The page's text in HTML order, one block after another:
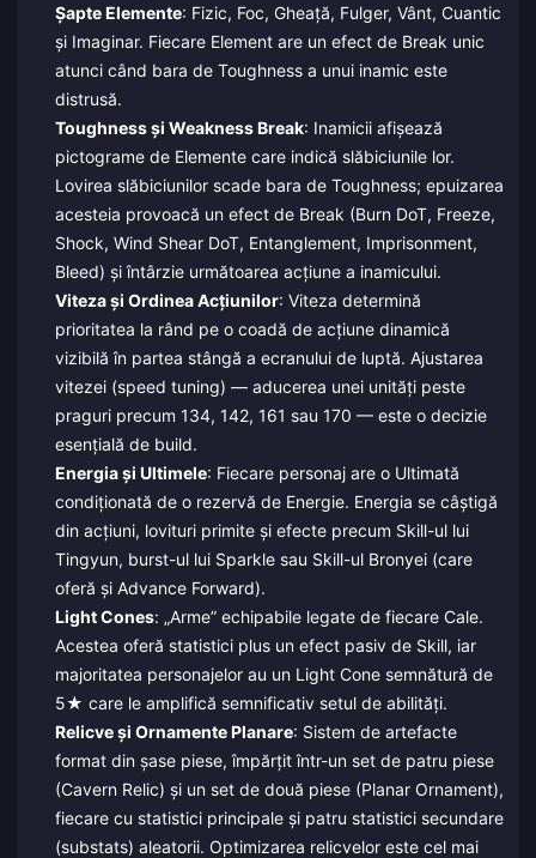
Șapte Elemente: Fizic, Foc, Gheață, Fulger, Vânt, Cuantic
și Imaginar. Fiecare Element are un efect de Break unic
atunci când bara de Toughness a unui inamic este
distrusă.
Toughness și Weakness Break: Inamicii afișează
pictograme de Elemente care indică slăbiciunile lor.
Lovirea slăbiciunilor scade bara de Toughness; epuizarea
acesteia provoacă un efect de Break (Burn DoT, Freeze,
Shock, Wind Shear DoT, Entanglement, Imprisonment,
Bleed) și întârzie următoarea acțiune a inamicului.
Viteza și Ordinea Acțiunilor: Viteza determină
prioritatea la rând pe o coadă de acțiune dinamică
vizibilă în partea stângă a ecranului de luptă. Ajustarea
vitezei (speed tuning) — aducerea unei unități peste
praguri precum 134, 142, 161 sau 170 — este o decizie
esențială de build.
Energia și Ultimele: Fiecare personaj are o Ultimată
condiționată de o rezervă de Energie. Energia se câștigă
din acțiuni, lovituri primite și efecte precum Skill-ul lui
Tingyun, burst-ul lui Sparkle sau Skill-ul Bronyei (care
oferă și Advance Forward).
Light Cones: „Arme” echipabile legate de fiecare Cale.
Acestea oferă statistici plus un efect pasiv de Skill, iar
majoritatea personajelor au un Light Cone semnătură de
5★ care le amplifică semnificativ setul de abilități.
Relicve și Ornamente Planare: Sistem de artefacte
format din șase piese, împărțit într-un set de patru piese
(Cavern Relic) și un set de două piese (Planar Ornament),
fiecare cu statistici principale și patru statistici secundare
(substats) aleatorii. Optimizarea relicvelor este cel mai